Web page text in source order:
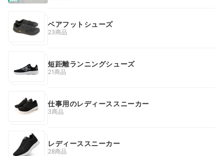
ベアフットシューズ
23商品
短距離ランニングシューズ
21商品
仕事用のレディーススニーカー
3商品
レディーススニーカー
28商品